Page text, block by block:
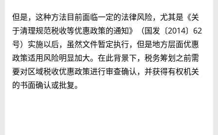
但是，这种方法目前面临一定的法律风险，尤其是《关
于清理规范税收等优惠政策的通知》（国发 〔2014〕62
号）实施以后，虽然文件暂定执行，但是地方层面优惠
政策适用风险明显加大。在此背景下，税务筹划之前需
要对区域税收优惠政策进行审查确认，并获得有权机关
的书面确认或批复。